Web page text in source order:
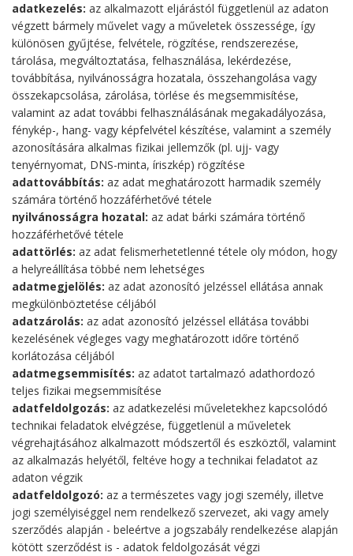
adatkezelés: az alkalmazott eljárástól függetlenül az adaton
végzett bármely művelet vagy a műveletek összessége, így
különösen gyűjtése, felvétele, rögzítése, rendszerezése,
tárolása, megváltoztatása, felhasználása, lekérdezése,
továbbítása, nyilvánosságra hozatala, összehangolása vagy
összekapcsolása, zárolása, törlése és megsemmisítése,
valamint az adat további felhasználásának megakadályozása,
fénykép-, hang- vagy képfelvétel készítése, valamint a személy
azonosítására alkalmas fizikai jellemzők (pl. ujj- vagy
tenyérnyomat, DNS-minta, íriszkép) rögzítése
adattovábbítás: az adat meghatározott harmadik személy
számára történő hozzáférhetővé tétele
nyilvánosságra hozatal: az adat bárki számára történő
hozzáférhetővé tétele
adattörlés: az adat felismerhetetlenné tétele oly módon, hogy
a helyreállítása többé nem lehetséges
adatmegjelölés: az adat azonosító jelzéssel ellátása annak
megkülönböztetése céljából
adatzárolás: az adat azonosító jelzéssel ellátása további
kezelésének végleges vagy meghatározott időre történő
korlátozása céljából
adatmegsemmisítés: az adatot tartalmazó adathordozó
teljes fizikai megsemmisítése
adatfeldolgozás: az adatkezelési műveletekhez kapcsolódó
technikai feladatok elvégzése, függetlenül a műveletek
végrehajtásához alkalmazott módszertől és eszköztől, valamint
az alkalmazás helyétől, feltéve hogy a technikai feladatot az
adaton végzik
adatfeldolgozó: az a természetes vagy jogi személy, illetve
jogi személyiséggel nem rendelkező szervezet, aki vagy amely
szerződés alapján - beleértve a jogszabály rendelkezése alapján
kötött szerződést is - adatok feldolgozását végzi